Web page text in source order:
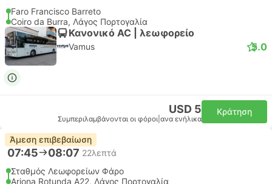
Faro Francisco Barreto
Coiro da Burra, Λάγος Πορτογαλία
Κανονικό AC | λεωφορείο
Vamus 5.0
USD 5
Συμπεριλαμβάνονται οι φόροι ανα ενήλικα
Κράτηση
Άμεση επιβεβαίωση
07:45 08:07 22λεπτά
Σταθμός Λεωφορείων Φάρο
Arjona Rotunda A22, Λάγος Πορτογαλία